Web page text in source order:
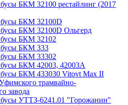
БКМ 32100 рестайлинг (2017
БКМ 32100D
БКМ 32100D Ольгерд
БКМ 32102
БКМ 333
БКМ 33302
БКМ 42003, 42003А
БКМ 433030 Vitovt Max II
трамвайно-
завода
УТТЗ-6241.01 "Горожанин"